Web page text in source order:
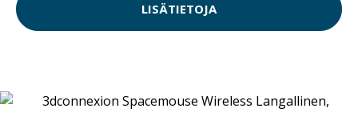
LISÄTIETOJA